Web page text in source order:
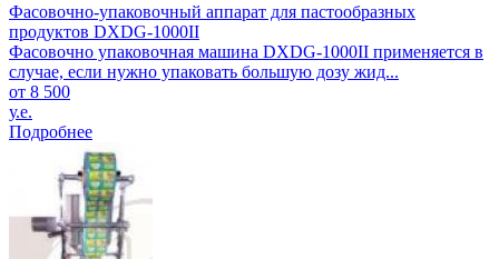
Фасовочно-упаковочный аппарат для пастообразных
продуктов DXDG-1000II
Фасовочно упаковочная машина DXDG-1000II применяется в
случае, если нужно упаковать большую дозу жид...
от 8 500
у.е.
Подробнее